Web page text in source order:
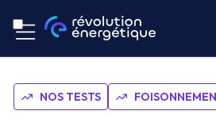
NOS TESTS